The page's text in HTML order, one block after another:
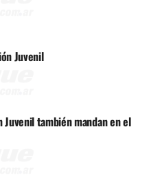
Juvenil
Juvenil también mandan en el